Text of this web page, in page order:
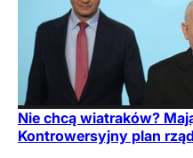
Nie chcą wiatraków?
Kontrowersyjny plan